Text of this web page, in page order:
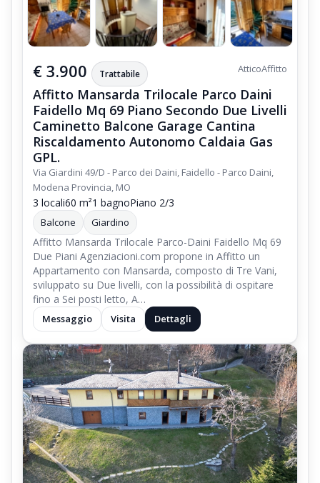
€ 3.900 Trattabile AtticoAffitto
Affitto Mansarda Trilocale Parco Daini
Faidello Mq 69 Piano Secondo Due Livelli
Caminetto Balcone Garage Cantina
Riscaldamento Autonomo Caldaia Gas
GPL.
Via Giardini 49/D - Parco dei Daini, Faidello - Parco Daini,
Modena Provincia, MO
3 locali60 m²1 bagnoPiano 2/3
Balcone Giardino
Affitto Mansarda Trilocale Parco-Daini Faidello Mq 69
Due Piani Agenziacioni.com propone in Affitto un
Appartamento con Mansarda, composto di Tre Vani,
sviluppato su Due livelli, con la possibilità di ospitare
fino a Sei posti letto, A…
Messaggio Visita Dettagli